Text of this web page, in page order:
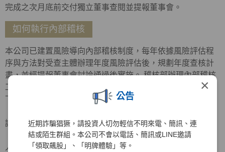
×
公告
近期詐騙猖獗，請投資人切勿輕信不明來電、簡訊、連
結或陌生群組。本公司不會以電話、簡訊或LINE邀請
「領取飆股」、「明牌體驗」等。
完成之次月底前交付獨立董事查閱並提報董事會。
如何執行內部稽核
本公司已建置風險導向內部稽核制度，每年依據風險評估程
序與方法對受查主體辦理年度風險評估後，規劃年度查核計
畫，並經提報董事會討論通過後實施。 稽核部辦理內部稽核
工作，其內部稽核報告內容應依受檢單位之性質，分別揭露
下列項目：
議。
． 對各單位發生重大違法、缺失或弊端之檢查意見及對失職
人員之懲處建議。